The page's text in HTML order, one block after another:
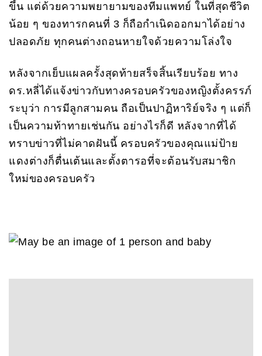
ขึ้น แต่ด้วยความพยายามของทีมแพทย์ ในที่สุดชีวิต
น้อย ๆ ของทารกคนที่ 3 ก็ถือกำเนิดออกมาได้อย่าง
ปลอดภัย ทุกคนต่างถอนหายใจด้วยความโล่งใจ
หลังจากเย็บแผลครั้งสุดท้ายสร็จสิ้นเรียบร้อย ทาง
ดร.หลี่ได้แจ้งข่าวกับทางครอบครัวของหญิงตั้งครรภ์
ระบุว่า การมีลูกสามคน ถือเป็นปาฏิหาริย์จริง ๆ แต่ก็
เป็นความท้าทายเช่นกัน อย่างไรก็ดี หลังจากที่ได้
ทราบข่าวที่ไม่คาดฝันนี้ ครอบครัวของคุณแม่ป้าย
แดงต่างก็ตื่นเต้นและตั้งตารอที่จะต้อนรับสมาชิก
ใหม่ของครอบครัว